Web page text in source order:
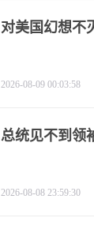
对美国幻想不
2026-08-09 00:03:58
总统见不到领
2026-08-08 23:59:30